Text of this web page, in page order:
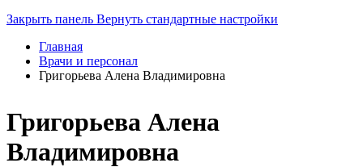
Закрыть панель Вернуть стандартные настройки
Главная
Врачи и персонал
Григорьева Алена Владимировна
Григорьева Алена
Владимировна